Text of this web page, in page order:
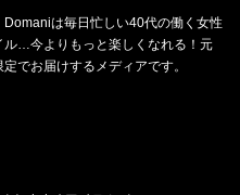
Domaniは毎日忙しい40代の働く女性
ル…今よりもっと楽しくなれる！元
でお届けするメディアです。